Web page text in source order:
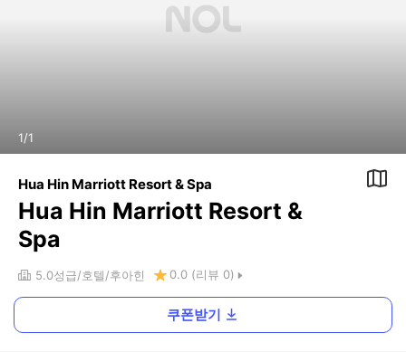
1/1
Hua Hin Marriott Resort & Spa
Hua Hin Marriott Resort &
Spa
5.0성급 호텔 후아힌 0.0 (리뷰 0)
쿠폰받기